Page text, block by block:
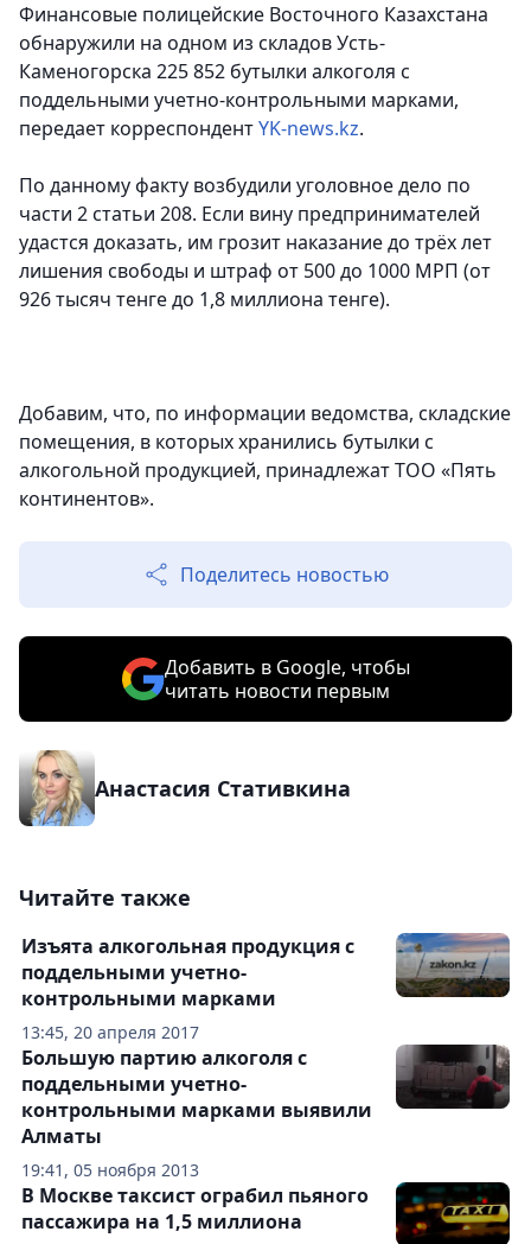
Финансовые полицейские Восточного Казахстана
обнаружили на одном из складов Усть-
Каменогорска 225 852 бутылки алкоголя с
поддельными учетно-контрольными марками,
передает корреспондентYK-news.kz.
По данному факту возбудили уголовное дело по
части 2 статьи 208. Если вину предпринимателей
удастся доказать, им грозит наказание до трёх лет
лишения свободы и штраф от 500 до 1000 МРП (от
926 тысяч тенге до 1,8 миллиона тенге).
Добавим, что, по информации ведомства, складские
помещения, в которых хранились бутылки с
алкогольной продукцией, принадлежат ТОО «Пять
континентов».
Поделитесь новостью
Добавить в Google, чтобы
читать новости первым
Анастасия Стативкина
Читайте также
13:45, 20 апреля 2017
Изъята алкогольная продукция с
поддельными учетно-
контрольными марками
19:41, 05 ноября 2013
Большую партию алкоголя с
поддельными учетно-
контрольными марками выявили
Алматы
В Москве таксист ограбил пьяного
пассажира на 1,5 миллиона